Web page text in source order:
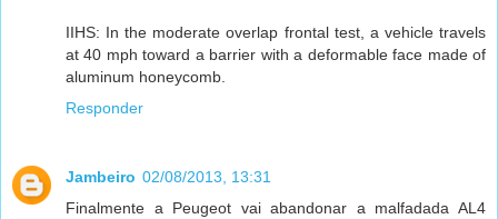
IIHS: In the moderate overlap frontal test, a vehicle travels
at 40 mph toward a barrier with a deformable face made of
aluminum honeycomb.
Responder
Jambeiro 02/08/2013, 13:31
Finalmente a Peugeot vai abandonar a malfadada AL4